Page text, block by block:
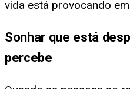
vida está provocando
Sonhar que está
percebe